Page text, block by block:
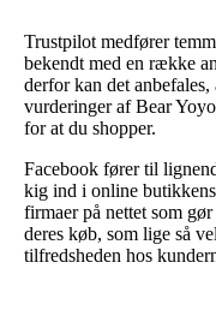
Trustpilot medfører
bekendt med en række
derfor kan det
vurderinger af Bear
for at du shopper.
Facebook fører til
kig ind i online
firmaer på nettet som
deres køb, som lige så
tilfredsheden hos